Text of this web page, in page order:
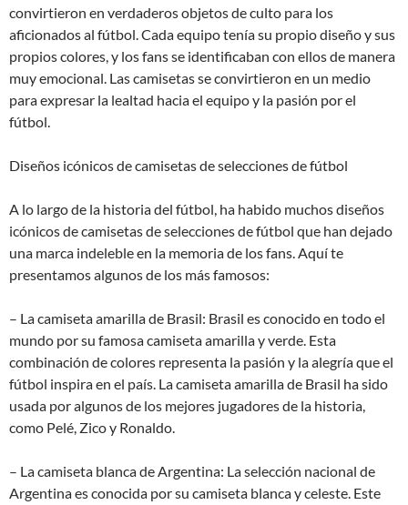
convirtieron en verdaderos objetos de culto para los
aficionados al fútbol. Cada equipo tenía su propio diseño y sus
propios colores, y los fans se identificaban con ellos de manera
muy emocional. Las camisetas se convirtieron en un medio
para expresar la lealtad hacia el equipo y la pasión por el
fútbol.
Diseños icónicos de camisetas de selecciones de fútbol
A lo largo de la historia del fútbol, ha habido muchos diseños
icónicos de camisetas de selecciones de fútbol que han dejado
una marca indeleble en la memoria de los fans. Aquí te
presentamos algunos de los más famosos:
– La camiseta amarilla de Brasil: Brasil es conocido en todo el
mundo por su famosa camiseta amarilla y verde. Esta
combinación de colores representa la pasión y la alegría que el
fútbol inspira en el país. La camiseta amarilla de Brasil ha sido
usada por algunos de los mejores jugadores de la historia,
como Pelé, Zico y Ronaldo.
– La camiseta blanca de Argentina: La selección nacional de
Argentina es conocida por su camiseta blanca y celeste. Este